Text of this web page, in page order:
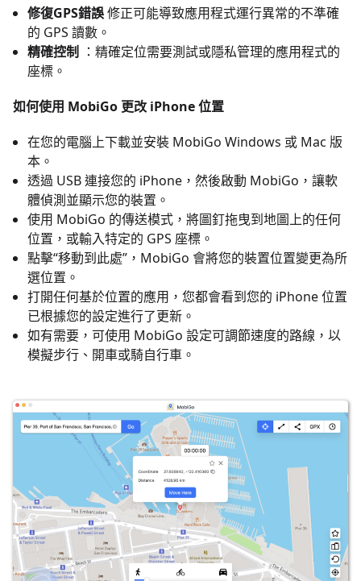
修復GPS錯誤修正可能導致應用程式運行異常的不準確
的 GPS 讀數。
精確控制
：精確定位需要測試或隱私管理的應用程式的
座標。
如何使用 MobiGo 更改 iPhone 位置
在您的電腦上下載並安裝 MobiGo Windows 或 Mac 版
本。
透過 USB 連接您的 iPhone，然後啟動 MobiGo，讓軟
體偵測並顯示您的裝置。
使用 MobiGo 的傳送模式，將圖釘拖曳到地圖上的任何
位置，或輸入特定的 GPS 座標。
點擊“移動到此處”，MobiGo 會將您的裝置位置變更為所
選位置。
打開任何基於位置的應用，您都會看到您的 iPhone 位置
已根據您的設定進行了更新。
如有需要，可使用 MobiGo 設定可調節速度的路線，以
模擬步行、開車或騎自行車。